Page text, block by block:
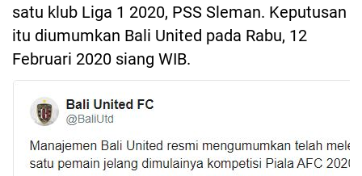
satu klub Liga 1 2020, PSS Sleman. Keputusan
itu diumumkan Bali United pada Rabu, 12
Februari 2020 siang WIB.